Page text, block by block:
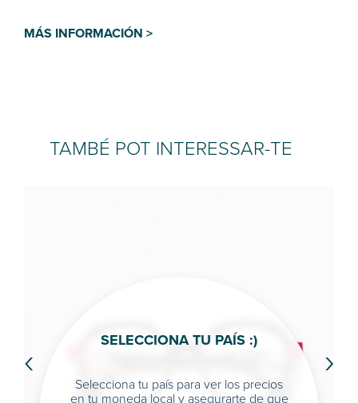
MÁS INFORMACIÓN >
TAMBÉ POT INTERESSAR-TE
‹ ›
SELECCIONA TU PAÍS :)
Selecciona tu país para ver los precios
en tu moneda local y asegurarte de que